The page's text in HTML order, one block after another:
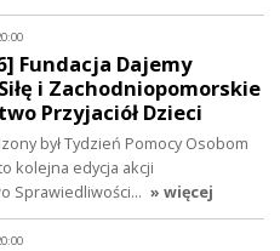
Fundacja Dajemy
i Zachodniopomorskie
Przyjaciół Dzieci
był Tydzień Pomocy Osobom
kolejna edycja akcji
Sprawiedliwości… » więcej